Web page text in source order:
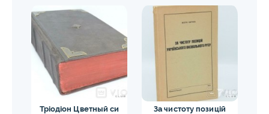
Тріодіон Цветный си
За чистоту позицій